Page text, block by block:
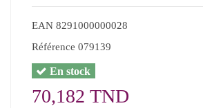
EAN 8291000000028
Référence 079139
En stock
70,182 TND